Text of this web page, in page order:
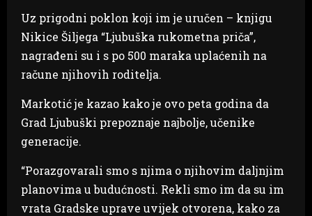
Uz prigodni poklon koji im je uručen – knjigu
Nikice Šiljega “Ljubuška rukometna priča”,
nagrađeni su i s po 500 maraka uplaćenih na
račune njihovih roditelja.
Markotić je kazao kako je ovo peta godina da
Grad Ljubuški prepoznaje najbolje, učenike
generacije.
“Porazgovarali smo s njima o njihovim daljnjim
planovima u budućnosti. Rekli smo im da su im
vrata Gradske uprave uvijek otvorena, kako za